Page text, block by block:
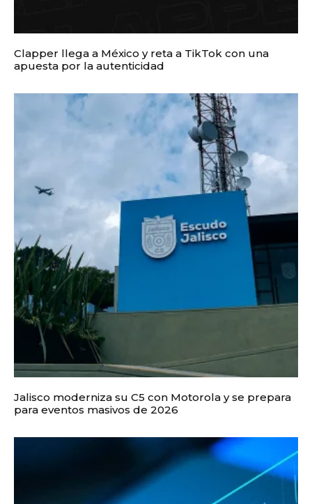
Clapper llega a México y reta a TikTok con una
apuesta por la autenticidad
Jalisco moderniza su C5 con Motorola y se prepara
para eventos masivos de 2026